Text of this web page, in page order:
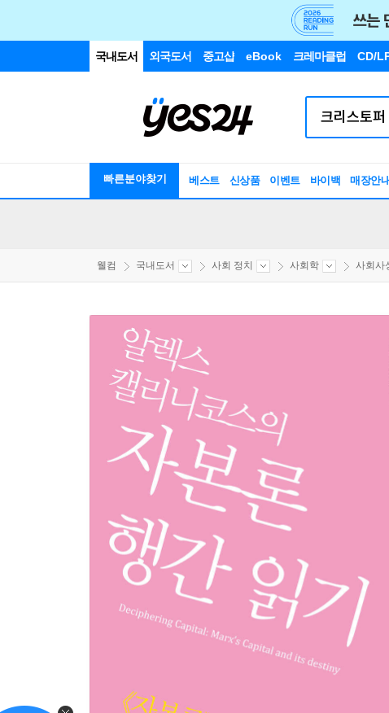
국내도서 외국도서 중고샵 eBook 크레마클럽 CD/
빠른분야찾기 베스트 신상품 이벤트 바이백 매장안내
웰컴 국내도서 사회 정치 사회학 사회사